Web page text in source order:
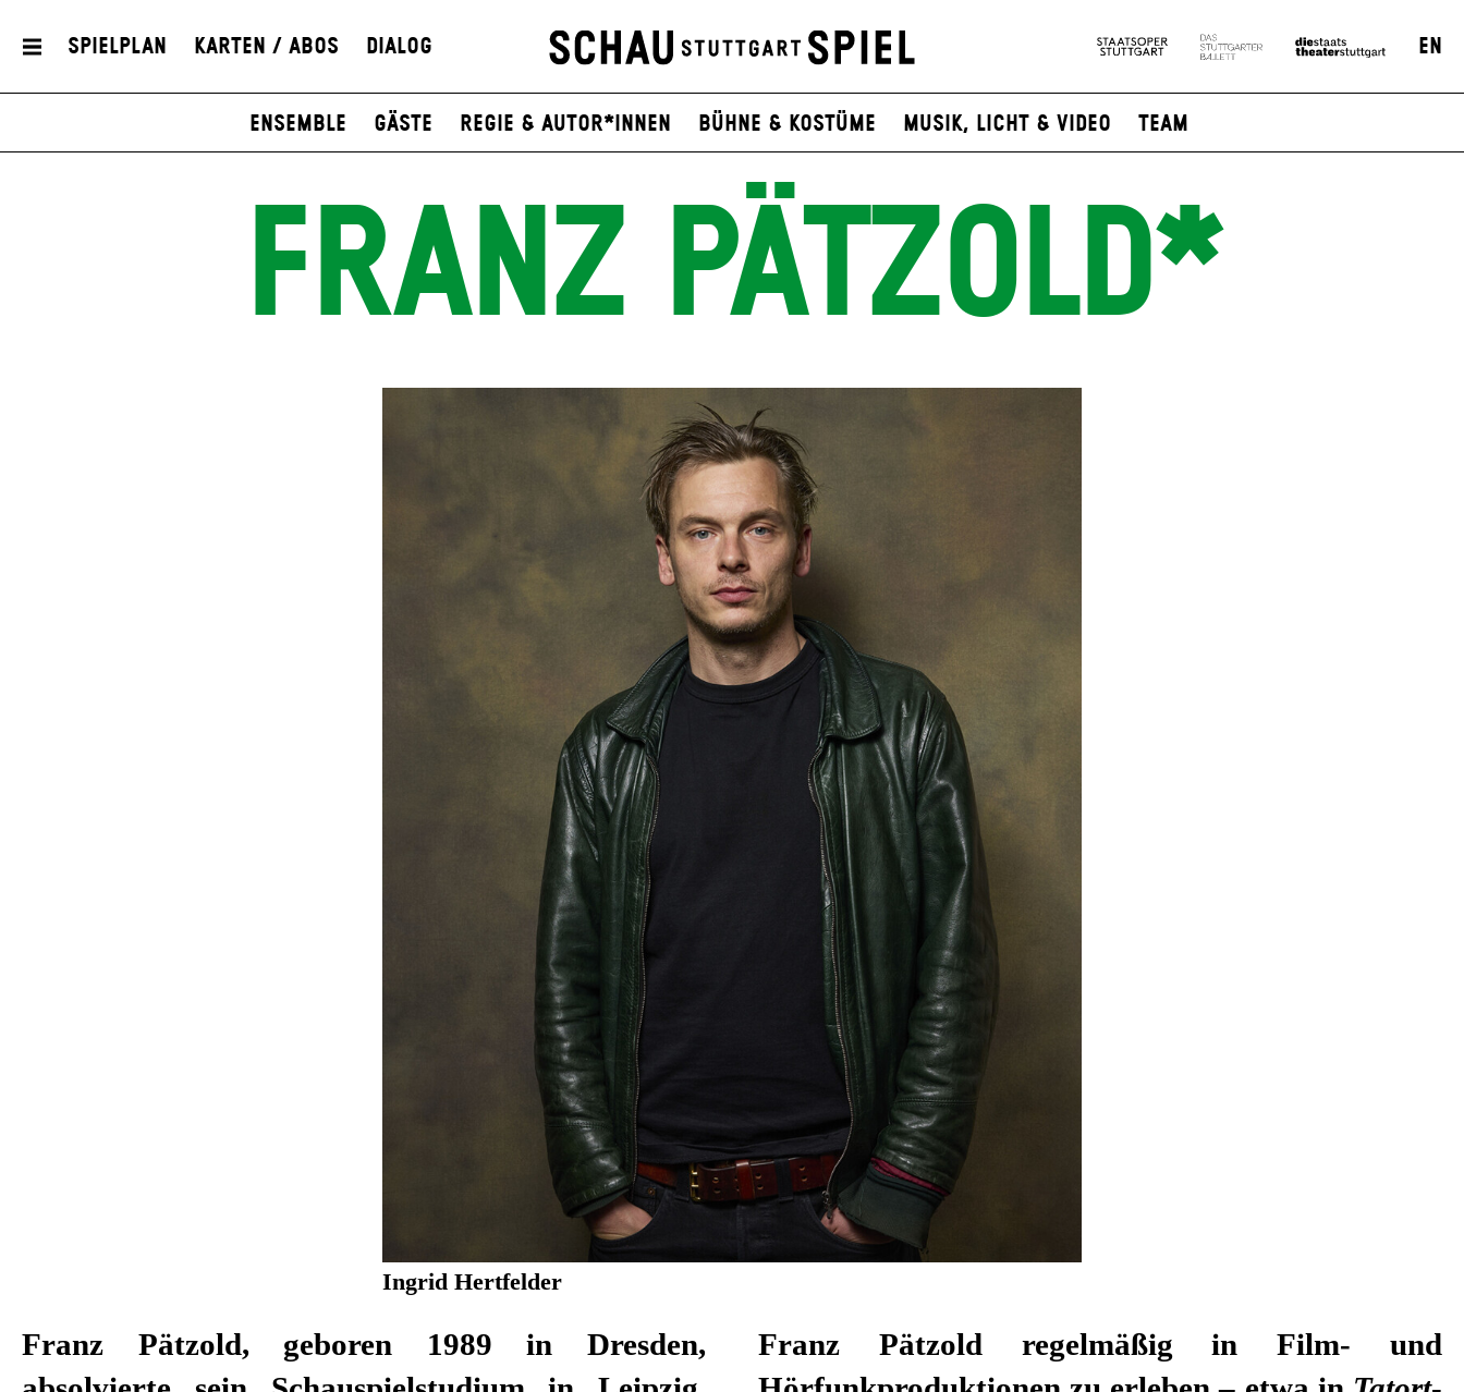
Spielplan Karten / Abos Dialog EN
Ensemble Gäste Regie & Autor*innen Bühne & Kostüme Musik, Licht & Video Team
FRANZ PÄTZOLD*
Ingrid Hertfelder
Franz Pätzold, geboren 1989 in Dresden,
Franz Pätzold regelmäßig in Film- und